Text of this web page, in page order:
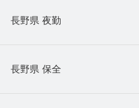
長野県 夜勤
長野県 保全